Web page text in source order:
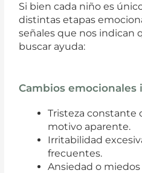
Si bien cada niño es
distintas etapas
señales que nos indican
buscar ayuda:
Cambios emocionales
Tristeza constante
motivo aparente.
Irritabilidad
frecuentes.
Ansiedad o